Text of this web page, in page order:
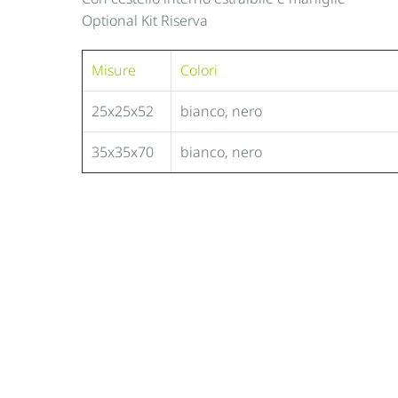
Optional Kit Riserva
Misure Colori
25x25x52 bianco, nero
35x35x70 bianco, nero